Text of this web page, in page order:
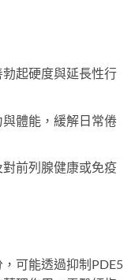
起硬度與延長性行
體能，緩解日常倦
前列腺健康或免疫
可能透過抑制PDE5